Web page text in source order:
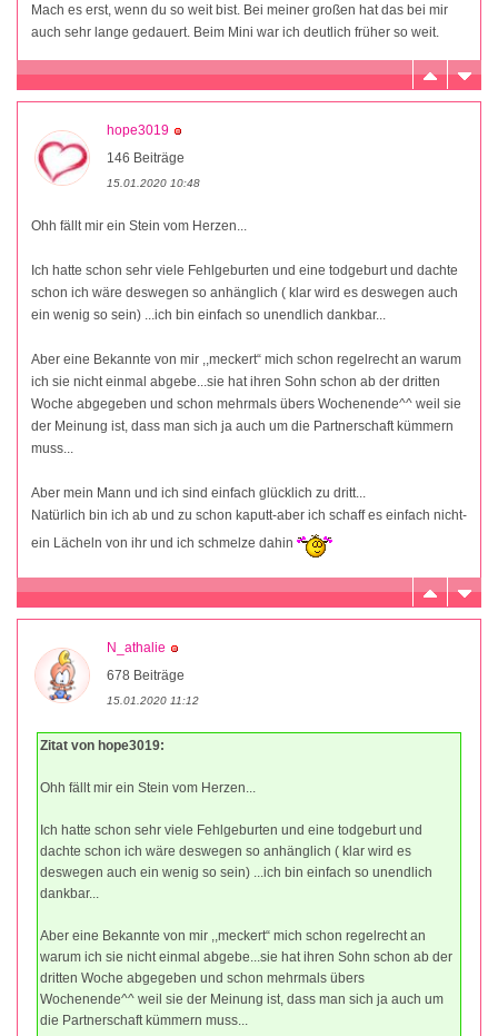
Mach es erst, wenn du so weit bist. Bei meiner großen hat das bei mir
auch sehr lange gedauert. Beim Mini war ich deutlich früher so weit.
hope3019
146 Beiträge
15.01.2020 10:48
Ohh fällt mir ein Stein vom Herzen...
Ich hatte schon sehr viele Fehlgeburten und eine todgeburt und dachte
schon ich wäre deswegen so anhänglich ( klar wird es deswegen auch
ein wenig so sein) ...ich bin einfach so unendlich dankbar...
Aber eine Bekannte von mir ,,meckert“ mich schon regelrecht an warum
ich sie nicht einmal abgebe...sie hat ihren Sohn schon ab der dritten
Woche abgegeben und schon mehrmals übers Wochenende^^ weil sie
der Meinung ist, dass man sich ja auch um die Partnerschaft kümmern
muss...
Aber mein Mann und ich sind einfach glücklich zu dritt...
Natürlich bin ich ab und zu schon kaputt-aber ich schaff es einfach nicht-
ein Lächeln von ihr und ich schmelze dahin
N_athalie
678 Beiträge
15.01.2020 11:12
Zitat von hope3019:
Ohh fällt mir ein Stein vom Herzen...
Ich hatte schon sehr viele Fehlgeburten und eine todgeburt und
dachte schon ich wäre deswegen so anhänglich ( klar wird es
deswegen auch ein wenig so sein) ...ich bin einfach so unendlich
dankbar...
Aber eine Bekannte von mir ,,meckert“ mich schon regelrecht an
warum ich sie nicht einmal abgebe...sie hat ihren Sohn schon ab der
dritten Woche abgegeben und schon mehrmals übers
Wochenende^^ weil sie der Meinung ist, dass man sich ja auch um
die Partnerschaft kümmern muss...